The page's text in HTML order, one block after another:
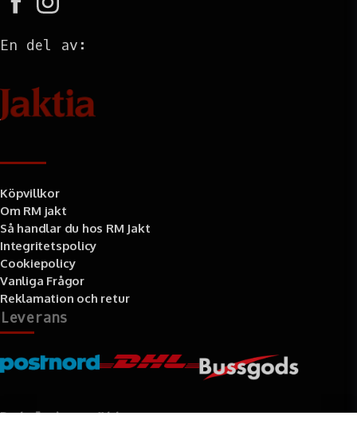
En del av:
Köpvillkor
Om RM jakt
Så handlar du hos RM Jakt
Integritetspolicy
Cookiepolicy
Vanliga Frågor
Reklamation och retur
Leverans
Betalningssätt